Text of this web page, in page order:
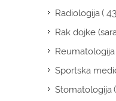
Radiologija(
Rak dojke
Reumatologija
Sportska
Stomatologija